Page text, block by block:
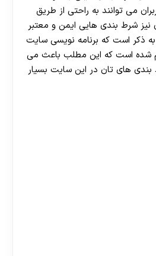
می توانند به راحتی از طریق
شرط بندی هایی ایمن و معتبر
به ذکر است که برنامه نویسی سایت
شده است که این مطلب باعث می
های تان در این سایت بسیار